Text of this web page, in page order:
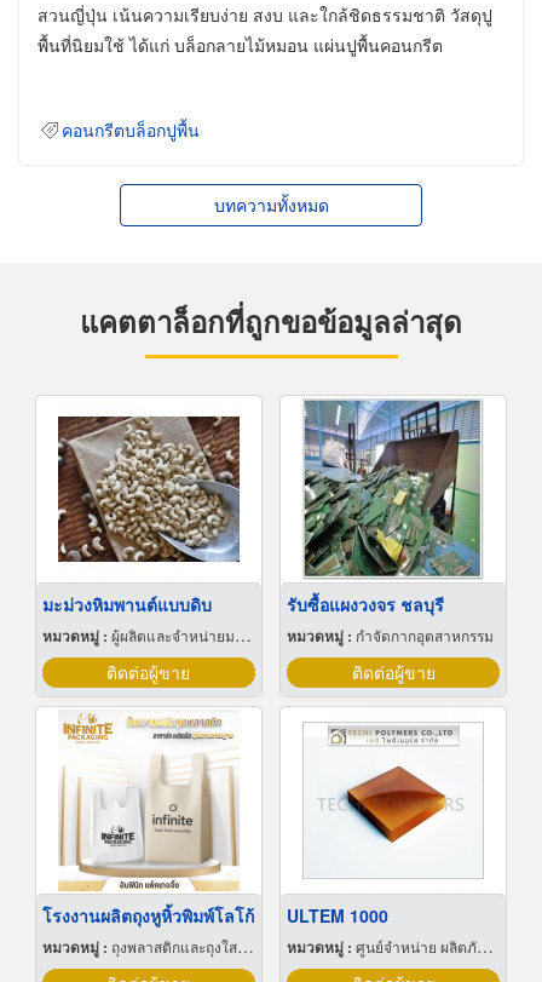
สวนญี่ปุ่น เน้นความเรียบง่าย สงบ และใกล้ชิดธรรมชาติ วัสดุปู
พื้นที่นิยมใช้ ได้แก่ บล็อกลายไม้หมอน แผ่นปูพื้นคอนกรีต
คอนกรีตบล็อกปูพื้น
บทความทั้งหมด
แคตตาล็อกที่ถูกขอข้อมูลล่าสุด
มะม่วงหิมพานต์แบบดิบ
หมวดหมู่ : ผู้ผลิตและจำหน่ายมะม่วงหิมพานต์
ติดต่อผู้ขาย
รับซื้อแผงวงจร ชลบุรี
หมวดหมู่ : กำจัดกากอุตสาหกรรม
ติดต่อผู้ขาย
โรงงานผลิตถุงหูหิ้วพิมพ์โลโก้
หมวดหมู่ : ถุงพลาสติกและถุงใสโปร่ง
ULTEM 1000
หมวดหมู่ : ศูนย์จำหน่าย ผลิตภัณฑ์พลาสติกชนิดแท่ง ท่อ แผ่นและสาย